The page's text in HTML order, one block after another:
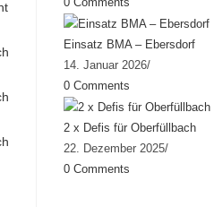
Einsatz BMA – Ebersdorf
14. Januar 2026/
0 Comments
2 x Defis für Oberfüllbach
22. Dezember 2025/
0 Comments